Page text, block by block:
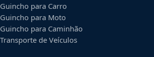
Guincho para Carro
Guincho para Moto
Guincho para Caminhão
Transporte de Veículos